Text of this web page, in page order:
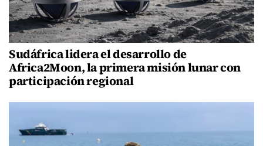
Sudáfrica lidera el desarrollo de
Africa2Moon, la primera misión lunar con
participación regional